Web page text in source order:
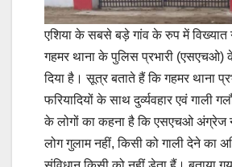
एशिया के सबसे बड़े गांव के रुप में विख्यात
गहमर थाना के पुलिस प्रभारी (एसएचओ) के
दिया है। सूत्र बताते हैं कि गहमर थाना
फरियादियों के साथ दुर्व्यवहार एवं गाली
के लोगों का कहना है कि एसएचओ अंग्रेज
लोग गुलाम नहीं, किसी को गाली देने का